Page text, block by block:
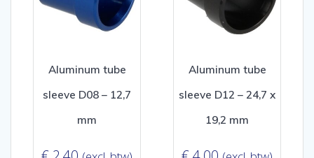
Aluminum tube
sleeve D08 – 12,7
mm
Aluminum tube
sleeve D12 – 24,7 x
19,2 mm